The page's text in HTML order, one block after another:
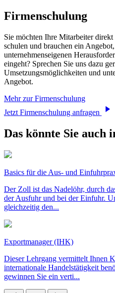
Firmenschulung
Sie möchten Ihre Mitarbeiter
schulen und brauchen ein
unternehmenseigenen
eingeht? Sprechen Sie uns dazu
Umsetzungsmöglichkeiten und
Angebot.
Mehr zur Firmenschulung
Jetzt Firmenschulung anfragen
Das könnte Sie auch
Basics für die Aus- und
Der Zoll ist das Nadelöhr, durch
der Ausfuhr und bei der Einfuhr.
gleichzeitig den...
Exportmanager (IHK)
Dieser Lehrgang vermittelt Ihnen
internationale Handelstätigkeit
gewinnen Sie ein verti...